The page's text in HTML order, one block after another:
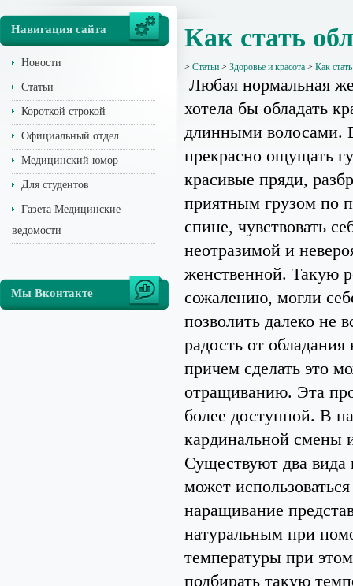
Навигация сайта
Новости
Статьи
Короткой строкой
Официальный отдел
Медицинский юмор
Для студентов
Газета Медицинские
ведомости
Мы Вконтакте
Как стать
> Статьи > Здоровье и красота > Как
Любая нормальная
хотела бы обладать
длинными волосами.
прекрасно ощущать
красивые пряди,
приятным грузом по
спине, чувствовать
неотразимой и
женственной. Такую
сожалению, могли
позволить далеко
радость от
причем сделать это
отращиванию. Эта
более доступной. В
кардинальной смены
Существуют два вида
может
наращивание
натуральным при
температуры при
подбирать такую